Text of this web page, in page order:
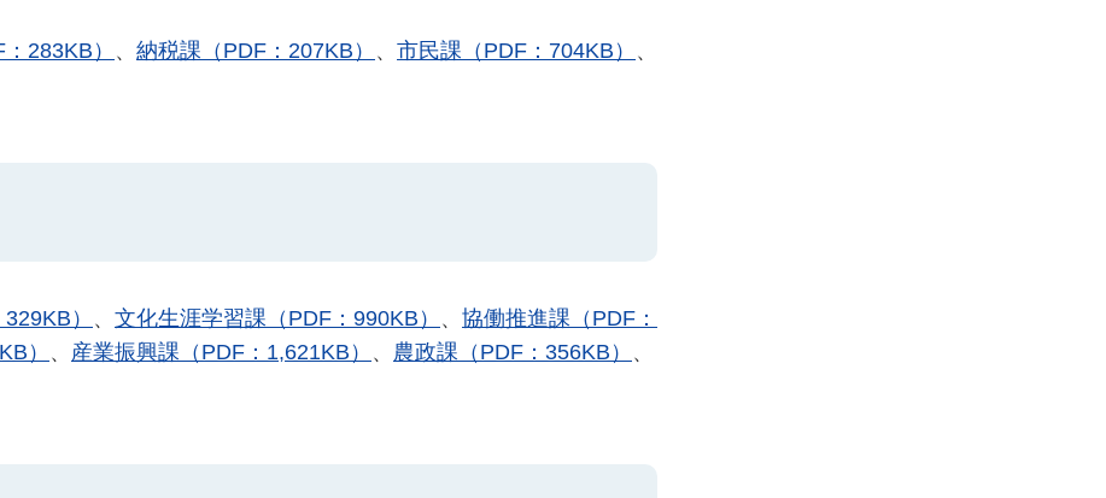
283KB） 、 納税課（PDF：207KB） 、 市民課（PDF：704KB） 、
） 、 文化生涯学習課（PDF：990KB） 、 協働推進課（PDF：
） 、 産業振興課（PDF：1,621KB） 、 農政課（PDF：356KB） 、